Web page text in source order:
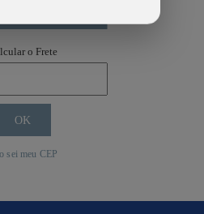
o Frete
sei meu CEP